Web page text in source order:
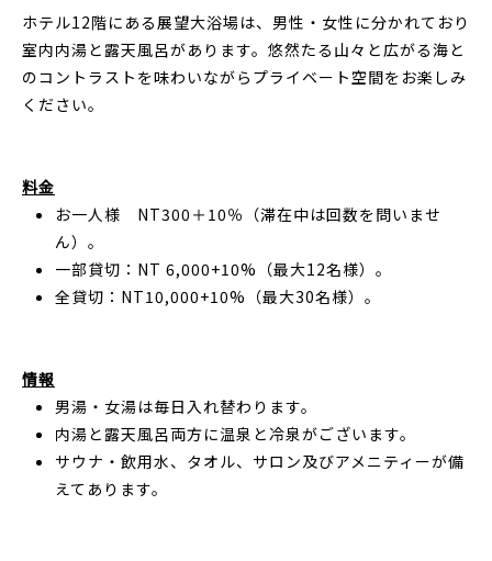
ホテル12階にある展望大浴場は、男性・女性に分かれており
室内内湯と露天風呂があります。悠然たる山々と広がる海と
のコントラストを味わいながらプライベート空間をお楽しみ
ください。
料金
お一人様 NT300＋10％（滞在中は回数を問いませ
ん）。
一部貸切：NT 6,000+10%（最大12名様）。
全貸切：NT10,000+10%（最大30名様）。
情報
男湯・女湯は毎日入れ替わります。
内湯と露天風呂両方に温泉と冷泉がございます。
サウナ・飲用水、タオル、サロン及びアメニティーが備
えてあります。